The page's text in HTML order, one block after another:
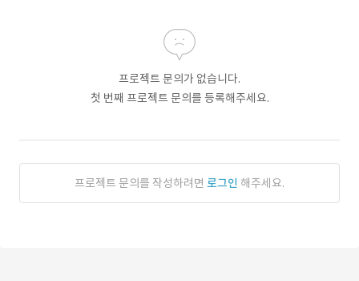
프로젝트 문의가 없습니다.
첫 번째 프로젝트 문의를 등록해주세요.
프로젝트 문의를 작성하려면 로그인 해주세요.